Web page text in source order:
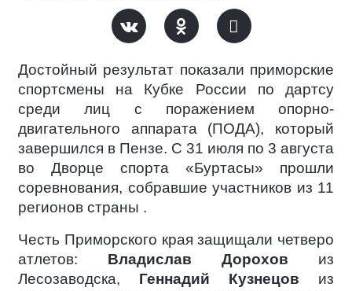
Достойный результат показали приморские
спортсмены на Кубке России по дартсу
среди лиц с поражением опорно-
двигательного аппарата (ПОДА), который
завершился в Пензе. С 31 июля по 3 августа
во Дворце спорта «Буртасы» прошли
соревнования, собравшие участников из 11
регионов страны .
Честь Приморского края защищали четверо
атлетов: Владислав Дорохов из
Лесозаводска, Геннадий Кузнецов из